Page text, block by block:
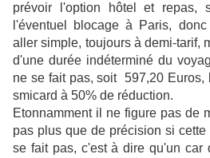
prévoir l'option hôtel et repas,
l'éventuel blocage à Paris,
aller simple, toujours à demi-tarif,
d'une durée indéterminé du
ne se fait pas, soit 597,20 Euros,
smicard à 50% de réduction.
Etonnamment il ne figure pas de
pas plus que de précision si
se fait pas, c'est à dire qu'un car